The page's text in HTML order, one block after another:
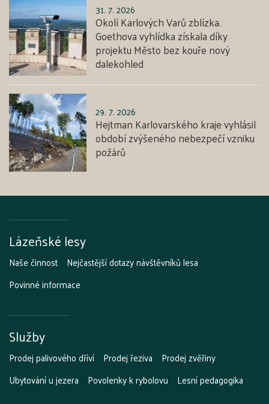
31. 7. 2026
Okolí Karlových Varů zblízka.
Goethova vyhlídka získala díky
projektu Město bez kouře nový
dalekohled
29. 7. 2026
Hejtman Karlovarského kraje vyhlásil
období zvýšeného nebezpečí vzniku
požárů
Lázeňské lesy
Naše činnost Nejčastější dotazy návštěvníků lesa
Povinné informace
Služby
Prodej palivového dříví Prodej řeziva
Prodej zvěřiny
Ubytování u jezera
Povolenky k rybolovu Lesní pedagogika